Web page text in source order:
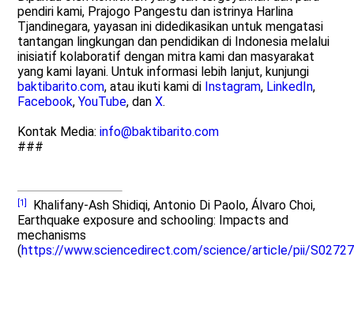
pendiri kami, Prajogo Pangestu dan istrinya Harlina
Tjandinegara, yayasan ini didedikasikan untuk mengatasi
tantangan lingkungan dan pendidikan di Indonesia melalui
inisiatif kolaboratif dengan mitra kami dan masyarakat
yang kami layani. Untuk informasi lebih lanjut, kunjungi
baktibarito.com, atau ikuti kami di Instagram, LinkedIn,
Facebook,YouTube, danX.
Kontak Media:info@baktibarito.com
###
[1]
Khalifany-Ash Shidiqi, Antonio Di Paolo, Álvaro Choi,
Earthquake exposure and schooling: Impacts and
mechanisms
(https://www.sciencedirect.com/science/article/pii/